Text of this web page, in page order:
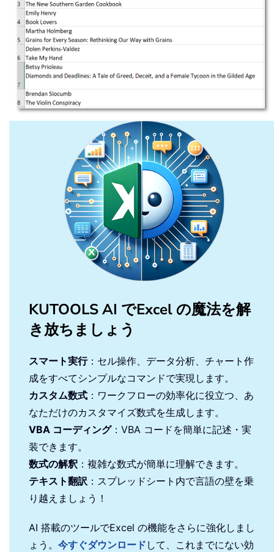
KUTOOLS AI でExcel の魔法を解
き放ちましょう
スマート実行：セル操作、データ分析、チャート作
成をすべてシンプルなコマンドで実現します。
カスタム数式 ：ワークフローの効率化に役立つ、あ
なただけのカスタマイズ数式を生成します。
VBA コーディング：VBA コードを簡単に記述・実
装できます。
数式の解釈 ：複雑な数式が簡単に理解できます。
テキスト翻訳 ：スプレッドシート内で言語の壁を乗
り越えましょう！
AI 搭載のツールでExcel の機能をさらに強化しまし
ょう。 今すぐダウンロード して、これまでにない効